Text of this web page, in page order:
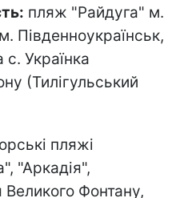
пляж "Райдуга" м.
Південноукраїнськ,
с. Українка
(Тилігульський
пляжі
"Аркадія",
Великого Фонтану,